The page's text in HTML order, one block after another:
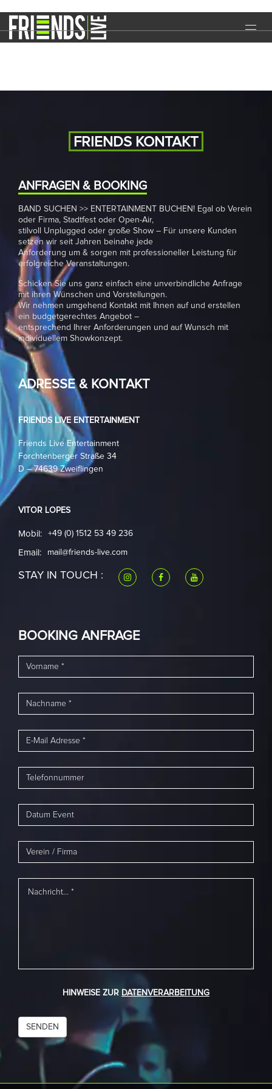
REFERENZEN
DOWNLOADS
KONTAKT
IMPRESSUM
Hot Girls Night
FRIENDS KONTAKT
ANFRAGEN & BOOKING
BAND SUCHEN >> ENTERTAINMENT BUCHEN! Egal ob Verein
oder Firma, Stadtfest oder Open-Air,
stilvoll Unplugged oder große Show – Für unsere Kunden
setzen wir seit Jahren beinahe jede
Anforderung um & sorgen mit professioneller Leistung für
erfolgreiche Veranstaltungen.
Schicken Sie uns ganz einfach eine unverbindliche Anfrage
mit ihren Wünschen und Vorstellungen.
Wir nehmen umgehend Kontakt mit Ihnen auf und erstellen
ein budgetgerechtes Angebot –
entsprechend Ihrer Anforderungen und auf Wunsch mit
individuellem Showkonzept.
ADRESSE & KONTAKT
FRIENDS LIVE ENTERTAINMENT
Friends Live Entertainment
Forchtenberger Straße 34
D – 74639 Zweiflingen
VITOR LOPES
Mobil: +49 (0) 1512 53 49 236
Email: mail@friends-live.com
STAY IN TOUCH :
BOOKING ANFRAGE
HINWEISE ZUR DATENVERARBEITUNG